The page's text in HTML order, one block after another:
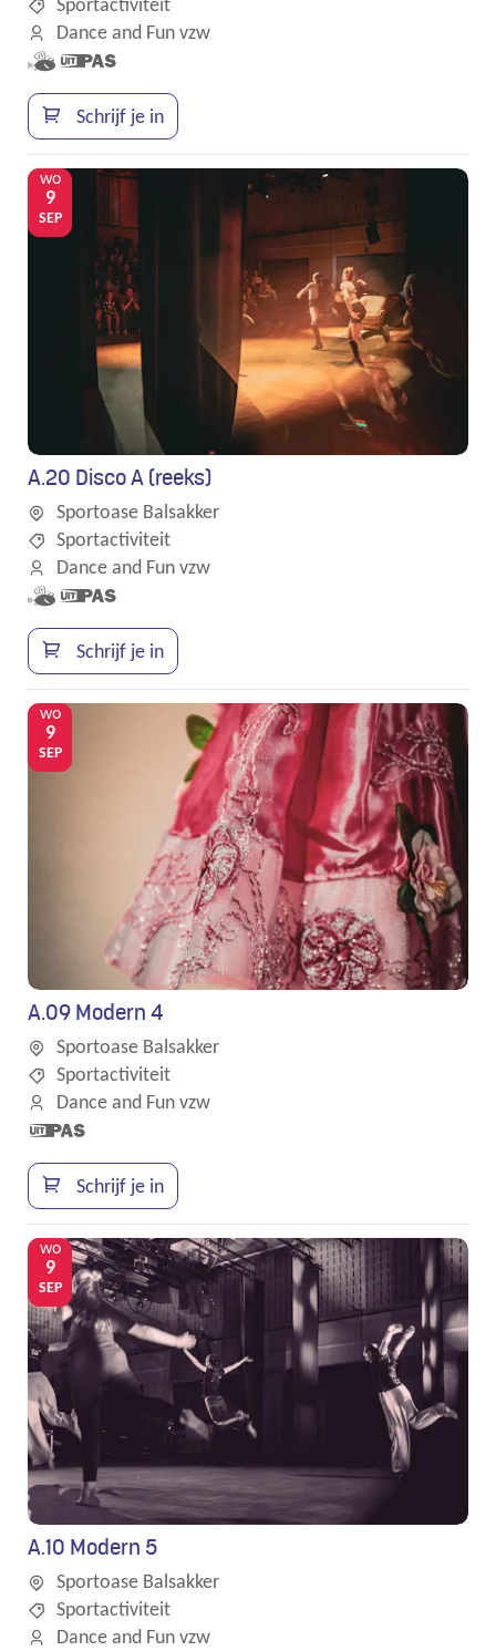
Sportactiviteit
Dance and Fun vzw
Samen
met
kinderen
eropuit!
Dit is een
UiTPAS
activiteit.
Schrijf je in
wo
9
SEP
A.20 Disco A (reeks)
Sportoase Balsakker
Sportactiviteit
Dance and Fun vzw
Samen
met
kinderen
eropuit!
Dit is een
UiTPAS
activiteit.
Schrijf je in
wo
9
SEP
A.09 Modern 4
Sportoase Balsakker
Sportactiviteit
Dance and Fun vzw
Dit is een
UiTPAS
activiteit.Schrijf je in
wo
9
SEP
A.10 Modern 5
Sportoase Balsakker
Sportactiviteit
Dance and Fun vzw